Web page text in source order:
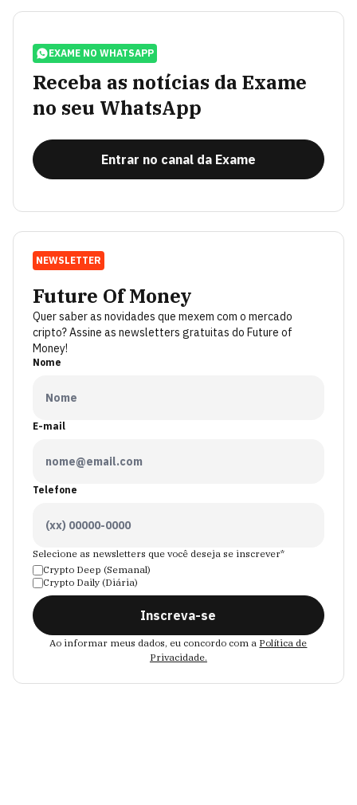
EXAME NO WHATSAPP
Receba as notícias da Exame
no seu WhatsApp
Entrar no canal da Exame
NEWSLETTER
Future Of Money
Quer saber as novidades que mexem com o mercado
cripto? Assine as newsletters gratuitas do Future of
Money!
Nome
E-mail
Telefone
Selecione as newsletters que você deseja se inscrever*
Crypto Deep (Semanal)
Crypto Daily (Diária)
Inscreva-se
Ao informar meus dados, eu concordo com a Política de
Privacidade.